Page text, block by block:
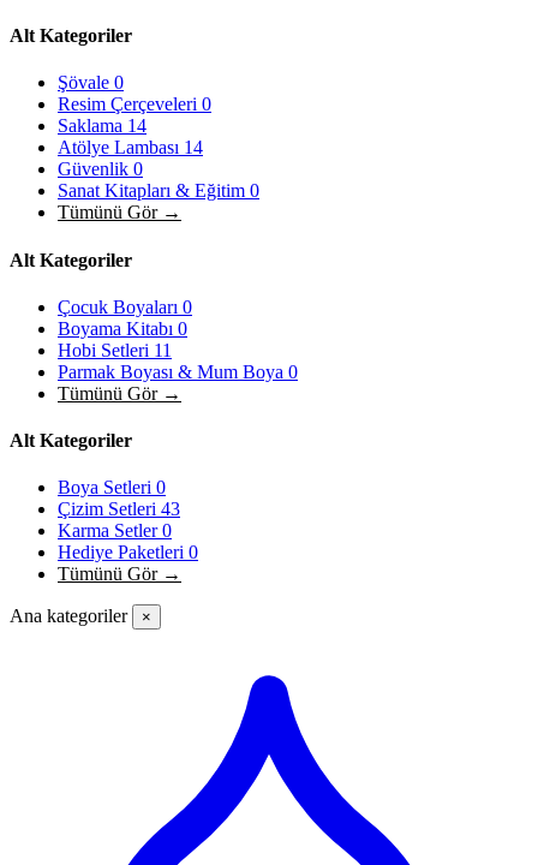
Alt Kategoriler
Şövale 0
Resim Çerçeveleri 0
Saklama 14
Atölye Lambası 14
Güvenlik 0
Sanat Kitapları & Eğitim 0
Tümünü Gör →
Alt Kategoriler
Çocuk Boyaları 0
Boyama Kitabı 0
Hobi Setleri 11
Parmak Boyası & Mum Boya 0
Tümünü Gör →
Alt Kategoriler
Boya Setleri 0
Çizim Setleri 43
Karma Setler0
Hediye Paketleri 0
Tümünü Gör →
Ana kategoriler ×